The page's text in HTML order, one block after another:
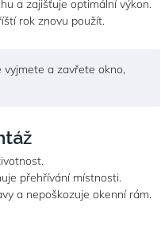
a zajišťuje optimální výkon.
rok znovu použít.
vyjmete a zavřete okno,
přehřívání místnosti.
a nepoškozuje okenní rám.